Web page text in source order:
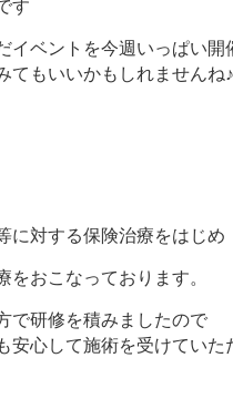
す
イベントを今週いっぱい開
てもいいかもしれませんね♪
に対する保険治療をはじめ
おこなっております。
で研修を積みましたので
安心して施術を受けていた